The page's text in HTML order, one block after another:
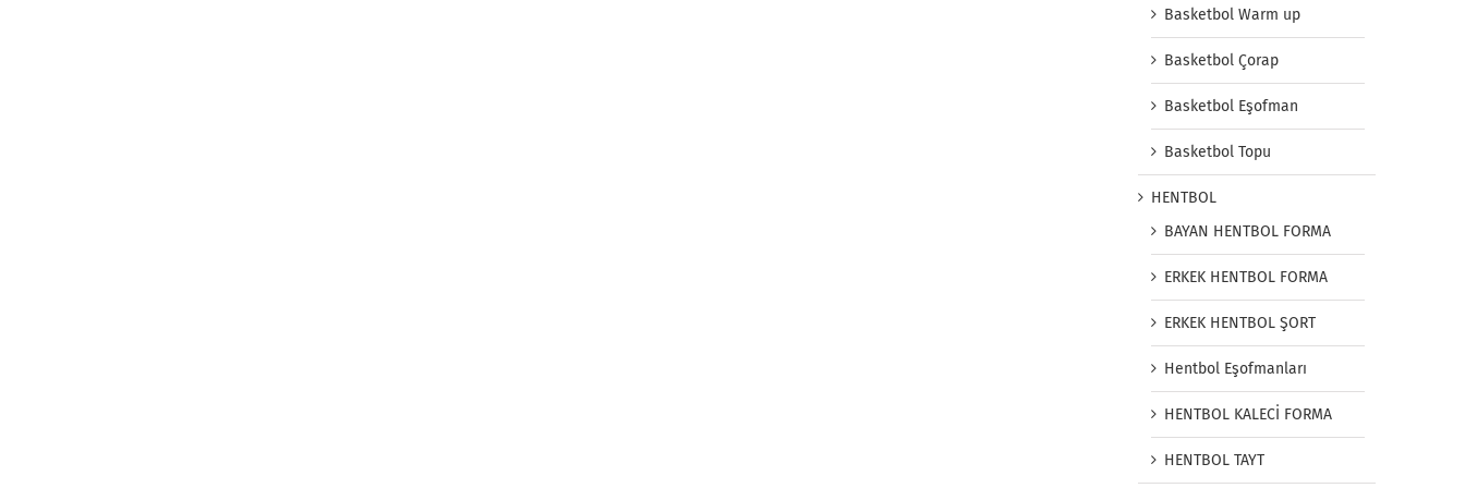
Basketbol Warm up
Basketbol Çorap
Basketbol Eşofman
Basketbol Topu
HENTBOL
BAYAN HENTBOL FORMA
ERKEK HENTBOL FORMA
ERKEK HENTBOL ŞORT
Hentbol Eşofmanları
HENTBOL KALECİ FORMA
HENTBOL TAYT